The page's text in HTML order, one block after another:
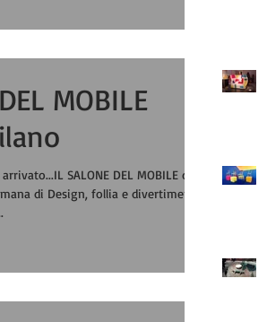
MOBILE
SALONE DEL MOBILE di
di Design, follia e divertimento!